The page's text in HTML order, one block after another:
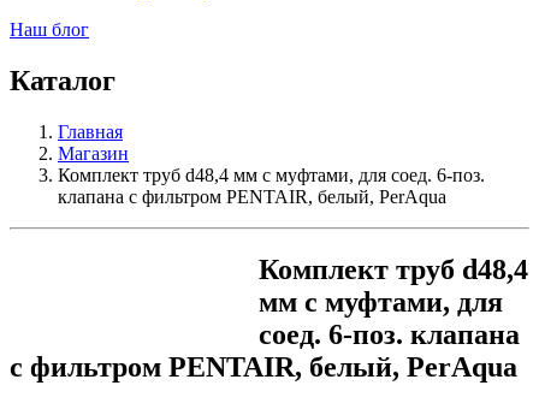
Наш блог
Каталог
Главная
Магазин
Комплект труб d48,4 мм с муфтами, для соед. 6-поз.
клапана с фильтром PENTAIR, белый, PerAqua
Комплект труб d48,4
мм с муфтами, для
соед. 6-поз. клапана
с фильтром PENTAIR, белый, PerAqua